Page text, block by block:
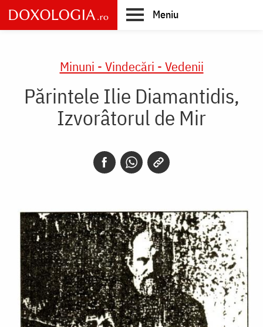
Skip
to
main
Meniu
Minuni - Vindecări - Vedenii
Părintele Ilie Diamantidis,
Izvorâtorul de Mir